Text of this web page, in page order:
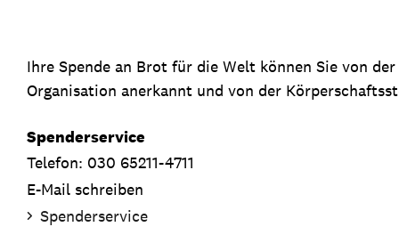
Ihre Spende an Brot für die Welt können Sie von
Organisation anerkannt und von der
Spenderservice
Telefon: 030 65211-4711
E-Mail schreiben
Spenderservice